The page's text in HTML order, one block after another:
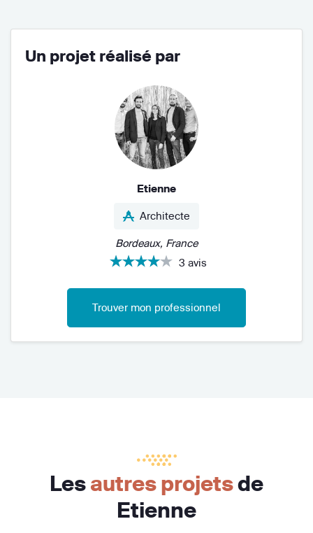
Un projet réalisé par
Etienne
Architecte
Bordeaux, France
3 avis
Trouver mon professionnel
Lesautres projetsde
Etienne